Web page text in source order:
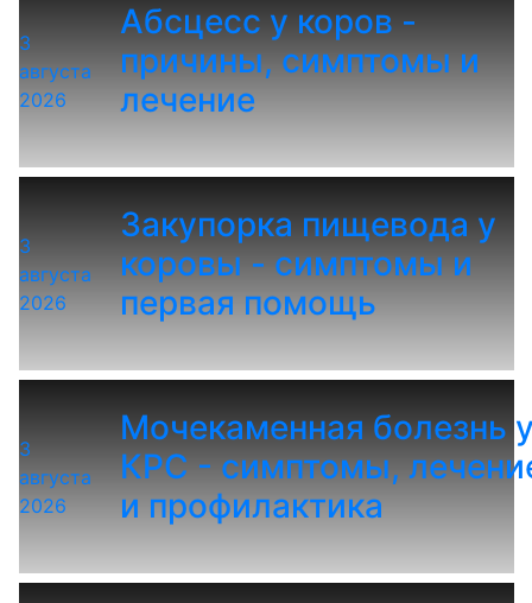
3
августа
2026
Абсцесс у коров -
причины, симптомы и
лечение
3
августа
2026
Закупорка пищевода у
коровы - симптомы и
первая помощь
3
августа
2026
Мочекаменная болезнь
КРС - симптомы,
и профилактика